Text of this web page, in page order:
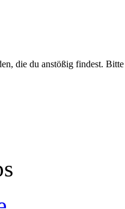
die du anstößig findest.